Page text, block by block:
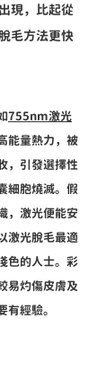
現，比起從
毛方法更快
755nm激光
能量熱力，被
，引發選擇性
細胞燒滅。假
，激光便能安
激光脫毛最適
色的人士。彩
易灼傷皮膚及
經驗。